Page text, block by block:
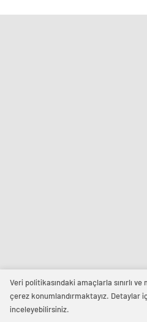
Veri politikasındaki amaçlarla sınırlı
çerez konumlandırmaktayız. Detaylar
inceleyebilirsiniz.